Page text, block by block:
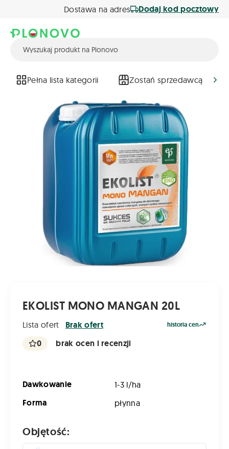
Dostawa na adres Dodaj kod pocztowy
Pełna lista kategorii Zostań sprzedawcą
EKOLIST MONO MANGAN 20L
Lista ofert Brak ofert historia cen
0 brak ocen i recenzji
Dawkowanie 1-3 l/ha
Forma płynna
Objętość: